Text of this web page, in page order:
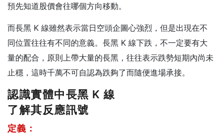
預先知道股價會往哪個方向移動。
而長黑 K 線雖然表示當日空頭企圖心強烈，但是出現在不
同位置往往有不同的意義。長黑 K 線下跌，不一定要有大
量的配合，原則上帶大量的長黑，往往表示跌勢短期內尚未
止穩，這時千萬不可自認為跌夠了而隨便進場承接。
認識實體中長黑 K 線
了解其反應訊號
定義：